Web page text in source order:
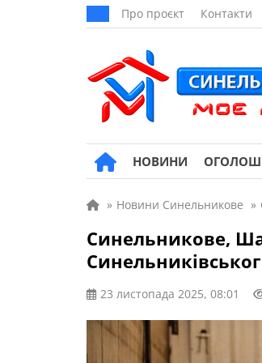
Про проєкт Контакти
НОВИНИ
» Новини Синельникове »
Синельникове,
23 листопада 2025, 08:01